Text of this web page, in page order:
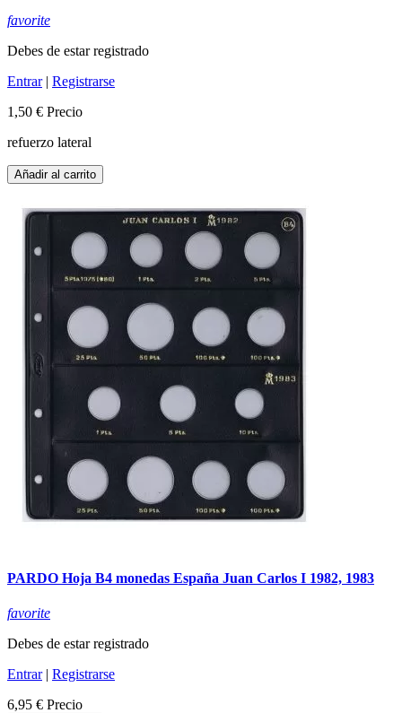
favorite
Debes de estar registrado
Entrar| Registrarse
1,50 € Precio
refuerzo lateral
Añadir al carrito
PARDO Hoja B4 monedas España Juan Carlos I 1982, 1983
favorite
Debes de estar registrado
Entrar| Registrarse
6,95 € Precio